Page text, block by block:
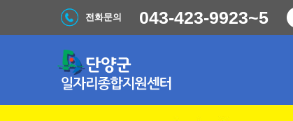
전화문의 043-423-9923~5